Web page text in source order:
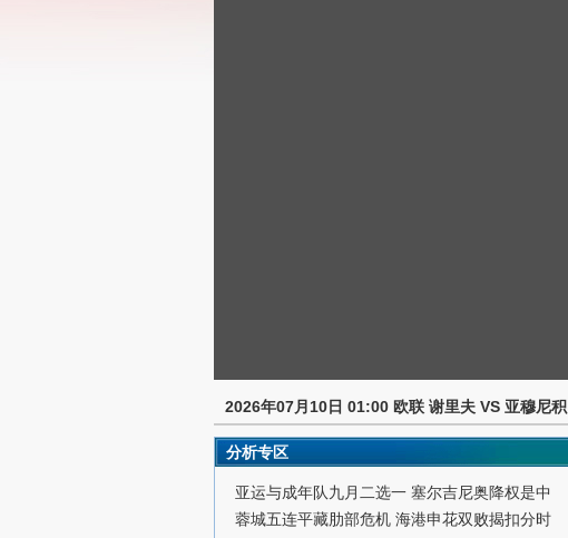
2026年07月10日 01:00 欧联 谢里夫 VS 亚穆尼积
分析专区
亚运与成年队九月二选一 塞尔吉尼奥降权是中
蓉城五连平藏肋部危机 海港申花双败揭扣分时